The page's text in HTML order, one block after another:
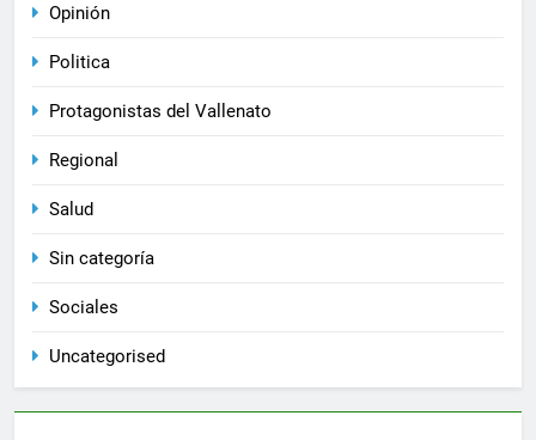
Opinión
Politica
Protagonistas del Vallenato
Regional
Salud
Sin categoría
Sociales
Uncategorised